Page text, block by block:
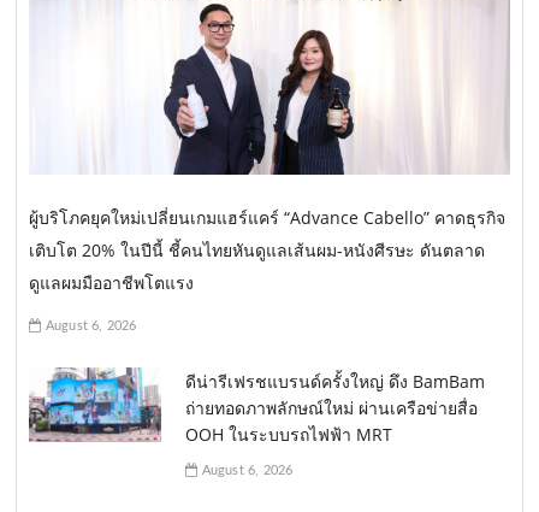
ผู้บริโภคยุคใหม่เปลี่ยนเกมแฮร์แคร์ “Advance Cabello” คาดธุรกิจ
เติบโต 20% ในปีนี้ ชี้คนไทยหันดูแลเส้นผม-หนังศีรษะ ดันตลาด
ดูแลผมมืออาชีพโตแรง
August 6, 2026
ดีน่ารีเฟรชแบรนด์ครั้งใหญ่ ดึง BamBam
ถ่ายทอดภาพลักษณ์ใหม่ ผ่านเครือข่ายสื่อ
OOH ในระบบรถไฟฟ้า MRT
August 6, 2026